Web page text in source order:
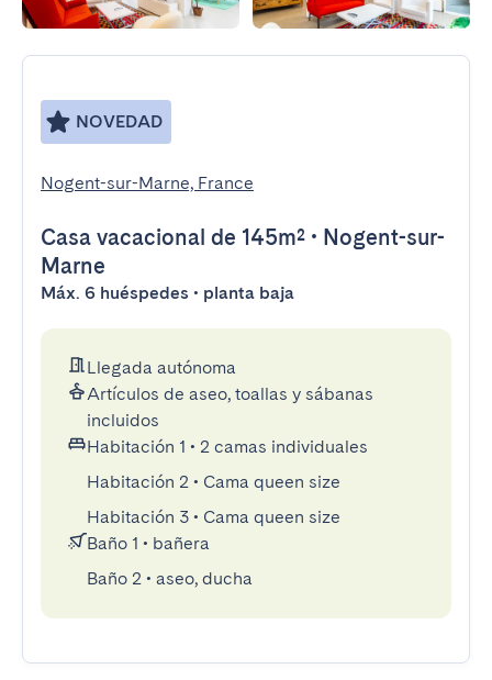
NOVEDAD
Nogent-sur-Marne, France
Casa vacacional de 145m² • Nogent-sur-
Marne
Máx. 6 huéspedes • planta baja
Llegada autónoma
Artículos de aseo, toallas y sábanas
incluidos
Habitación 1 • 2 camas individuales
Habitación 2 • Cama queen size
Habitación 3 • Cama queen size
Baño 1 • bañera
Baño 2 • aseo, ducha